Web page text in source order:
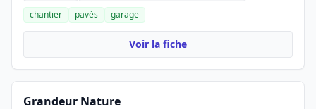
chantier
pavés garage
Voir la fiche
Grandeur Nature